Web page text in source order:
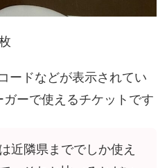
ードなどが表示されてい
ーで使えるチケットです
近隣県まででしか使え